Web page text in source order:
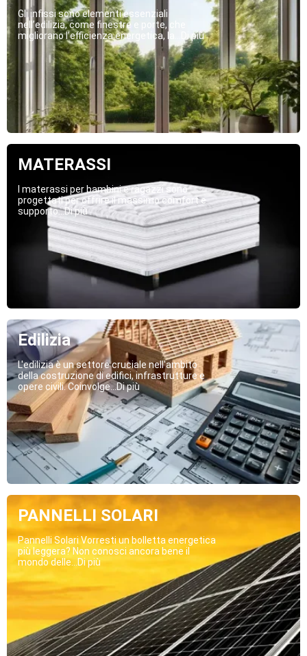
Gli infissi sono elementi essenziali
nell’edilizia, come finestre e porte, che
migliorano l’efficienza energetica, la...Di più
MATERASSI
I materassi per bambini e ragazzi sono
progettati per offrire il massimo comfort e
supporto...Di più
Edilizia
L'edilizia è un settore cruciale nell'ambito
della costruzione di edifici, infrastrutture e
opere civili. Coinvolge...Di più
PANNELLI SOLARI
Pannelli Solari Vorresti un bolletta energetica
più leggera? Non conosci ancora bene il
mondo delle...Di più